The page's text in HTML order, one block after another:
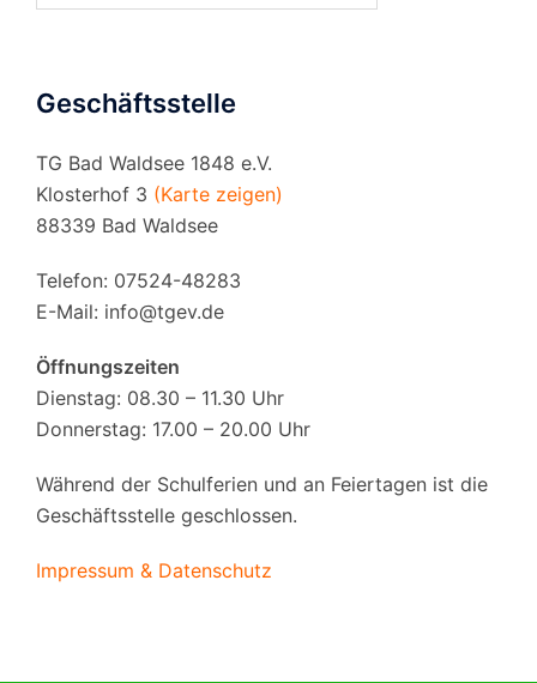
Geschäftsstelle
TG Bad Waldsee 1848 e.V.
Klosterhof 3 (Karte zeigen)
88339 Bad Waldsee
Telefon: 07524-48283
E-Mail: info@tgev.de
Öffnungszeiten
Dienstag: 08.30 – 11.30 Uhr
Donnerstag: 17.00 – 20.00 Uhr
Während der Schulferien und an Feiertagen ist die
Geschäftsstelle geschlossen.
Impressum & Datenschutz